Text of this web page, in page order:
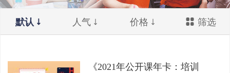
默认 人气 价格 筛选
《2021年公开课年卡：培训